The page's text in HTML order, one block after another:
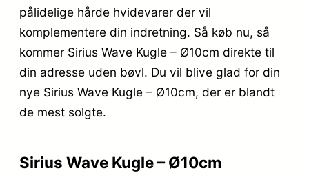
pålidelige hårde hvidevarer der vil
komplementere din indretning. Så køb nu, så
kommer Sirius Wave Kugle – Ø10cm direkte til
din adresse uden bøvl. Du vil blive glad for din
nye Sirius Wave Kugle – Ø10cm, der er blandt
de mest solgte.
Sirius Wave Kugle – Ø10cm